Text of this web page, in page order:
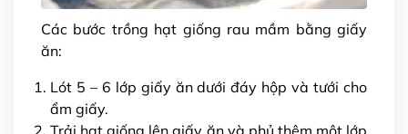
Các bước trồng hạt giống rau mầm bằng giấy
ăn:
Lót 5 – 6 lớp giấy ăn dưới đáy hộp và tưới cho
ẩm giấy.